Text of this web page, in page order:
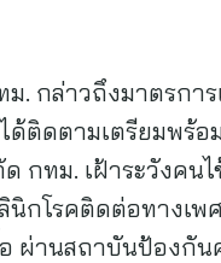
. กล่าวถึงมาตรการ
ด้ติดตามเตรียมพร้
กทม. เฝ้าระวังคนไ
นิกโรคติดต่อทางเ
ผ่านสถาบันป้องกัน